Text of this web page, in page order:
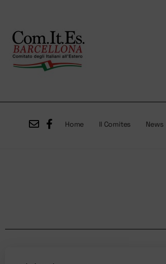
Home Il Comites News